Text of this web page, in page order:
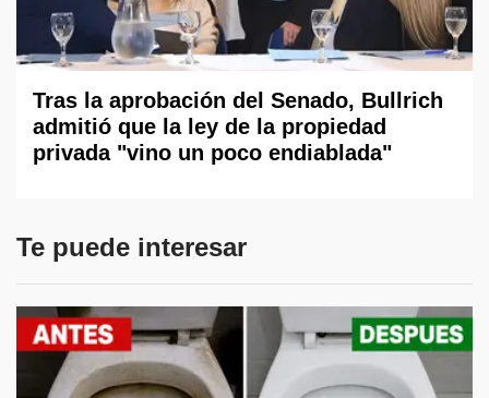
Tras la aprobación del Senado, Bullrich
admitió que la ley de la propiedad
privada "vino un poco endiablada"
Te puede interesar